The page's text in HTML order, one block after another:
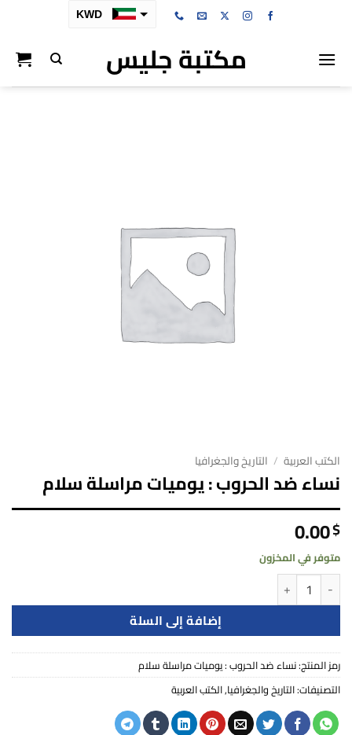
KWD
مكتبة جليس
الكتب العربية / التاريخ والجغرافيا
نساء ضد الحروب : يوميات مراسلة سلام
0.00$
متوفر في المخزون
كمية نساء ضد الحروب : يوميات مراسلة سلام
إضافة إلى السلة
رمز المنتج:نساء ضد الحروب : يوميات مراسلة سلام
التصنيفات:التاريخ والجغرافيا,الكتب العربية